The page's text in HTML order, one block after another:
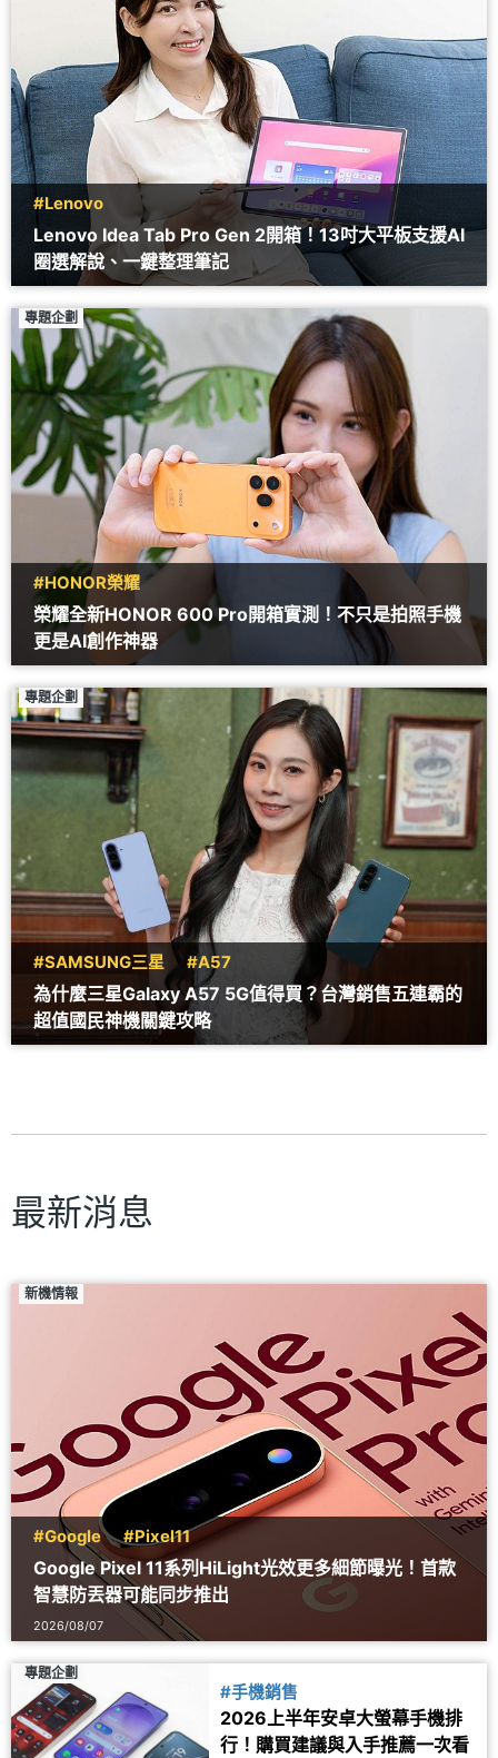
#Lenovo
Lenovo Idea Tab Pro Gen 2開箱！13吋大平板支援AI
圈選解說、一鍵整理筆記
專題企劃
#HONOR榮耀
榮耀全新HONOR 600 Pro開箱實測！不只是拍照手機
更是AI創作神器
專題企劃
#SAMSUNG三星 #A57
為什麼三星Galaxy A57 5G值得買？台灣銷售五連霸的
超值國民神機關鍵攻略
最新消息
新機情報
#Google #Pixel11
Google Pixel 11系列HiLight光效更多細節曝光！首款
智慧防丟器可能同步推出
2026/08/07
專題企劃
#手機銷售
2026上半年安卓大螢幕手機排
行！購買建議與入手推薦一次看